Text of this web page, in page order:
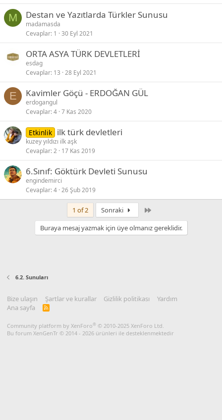
l
M Destan ve Yazıtlarda Türkler Sunusu
madamasda
Cevaplar 1 30 Eyl 2021
ORTA ASYA TÜRK DEVLETLERİ
esdag
Cevaplar 13 28 Eyl 2021
E Kavimler Göçü - ERDOĞAN GÜL
erdogangul
Cevaplar 4 7 Kas 2020
Etkinlik ilk türk devletleri
kuzey yıldızı ilk aşk
Cevaplar 2 17 Kas 2019
6.Sınıf: Göktürk Devleti Sunusu
engindemirci
Cevaplar 4 26 Şub 2019
1 of 2 Sonraki
Buraya mesaj yazmak için üye olmanız gereklidir.
6.2. Sunuları
Bize ulaşın Şartlar ve kurallar Gizlilik politikası
Yardım
Ana sayfa
R
Community platform by XenForo® © 2010-2025 XenForo Ltd.
Bu forum XenGenTr © 2014 - 2026 ürünleri ile desteklenmektedir